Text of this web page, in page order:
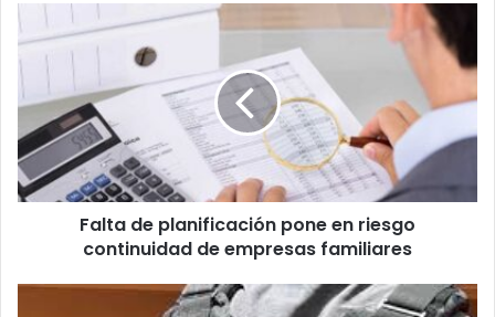
de
planificación
en
riesgo
continuidad
de
empresas
familiaresFalta de planificación pone en riesgo
continuidad de empresas familiares